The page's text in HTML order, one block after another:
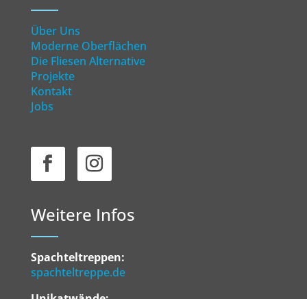
Über Uns
Moderne Oberflächen
Die Fliesen Alternative
Projekte
Kontakt
Jobs
Weitere Infos
Spachteltreppen:
spachteltreppe.de